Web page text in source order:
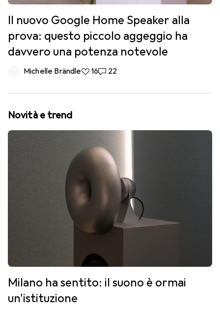
Il nuovo Google Home Speaker alla
prova: questo piccolo aggeggio ha
davvero una potenza notevole
Michelle Brändle16 like
1622 commenti
22
Novità e trend
Milano ha sentito: il suono è ormai
un'istituzione